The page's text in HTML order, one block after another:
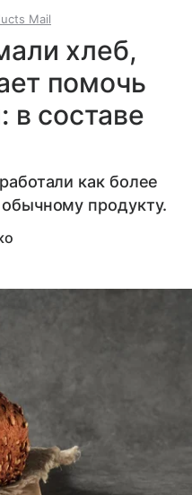
Mail
хлеб,
помочь
в составе
как более
продукту.